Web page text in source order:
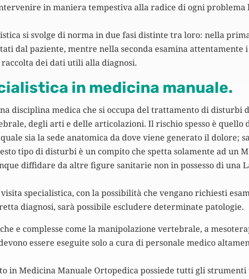
in maniera tempestiva alla radice di ogni problema
si svolge di norma in due fasi distinte tra loro: nella
dal paziente, mentre nella seconda esamina attentamente
dei dati utili alla diagnosi.
in medicina manuale.
disciplina medica che si occupa del trattamento di disturbi
degli arti e delle articolazioni. Il rischio spesso è quello
sia la sede anatomica da dove viene generato il dolore;
tipo di disturbi è un compito che spetta solamente ad un
diffidare da altre figure sanitarie non in possesso di una
specialistica, con la possibilità che vengano richiesti
diagnosi, sarà possibile escludere determinate patologie.
e complesse come la manipolazione vertebrale, a
essere eseguite solo a cura di personale medico
in Medicina Manuale Ortopedica possiede tutti gli